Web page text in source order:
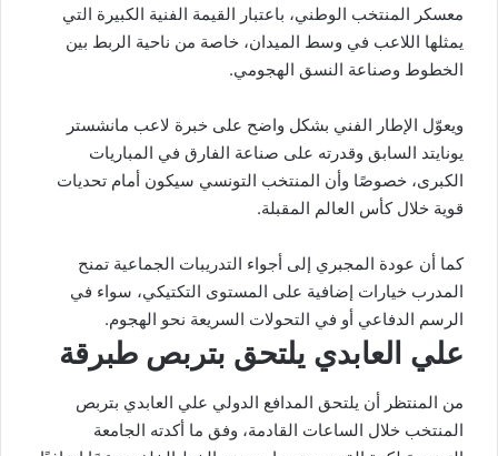
معسكر المنتخب الوطني، باعتبار القيمة الفنية الكبيرة التي
يمثلها اللاعب في وسط الميدان، خاصة من ناحية الربط بين
الخطوط وصناعة النسق الهجومي.
ويعوّل الإطار الفني بشكل واضح على خبرة لاعب مانشستر
يونايتد السابق وقدرته على صناعة الفارق في المباريات
الكبرى، خصوصًا وأن المنتخب التونسي سيكون أمام تحديات
قوية خلال كأس العالم المقبلة.
كما أن عودة المجبري إلى أجواء التدريبات الجماعية تمنح
المدرب خيارات إضافية على المستوى التكتيكي، سواء في
الرسم الدفاعي أو في التحولات السريعة نحو الهجوم.
علي العابدي يلتحق بتربص طبرقة
من المنتظر أن يلتحق المدافع الدولي علي العابدي بتربص
المنتخب خلال الساعات القادمة، وفق ما أكدته الجامعة